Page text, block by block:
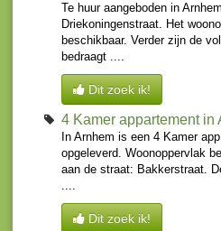
Te huur aangeboden in
Driekoningenstraat. Het
beschikbaar. Verder zijn de
bedraagt ....
Dit zoek ik!
4 Kamer appartement in
In Arnhem is een 4 Kamer
opgeleverd. Woonoppervlak
aan de straat: Bakkerstraat.
....
Dit zoek ik!